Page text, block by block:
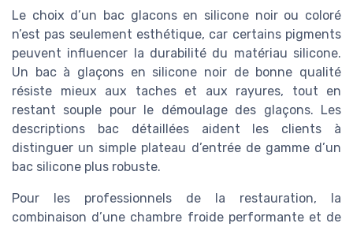
Le choix d’un bac glacons en silicone noir ou coloré
n’est pas seulement esthétique, car certains pigments
peuvent influencer la durabilité du matériau silicone.
Un bac à glaçons en silicone noir de bonne qualité
résiste mieux aux taches et aux rayures, tout en
restant souple pour le démoulage des glaçons. Les
descriptions bac détaillées aident les clients à
distinguer un simple plateau d’entrée de gamme d’un
bac silicone plus robuste.
Pour les professionnels de la restauration, la
combinaison d’une chambre froide performante et de